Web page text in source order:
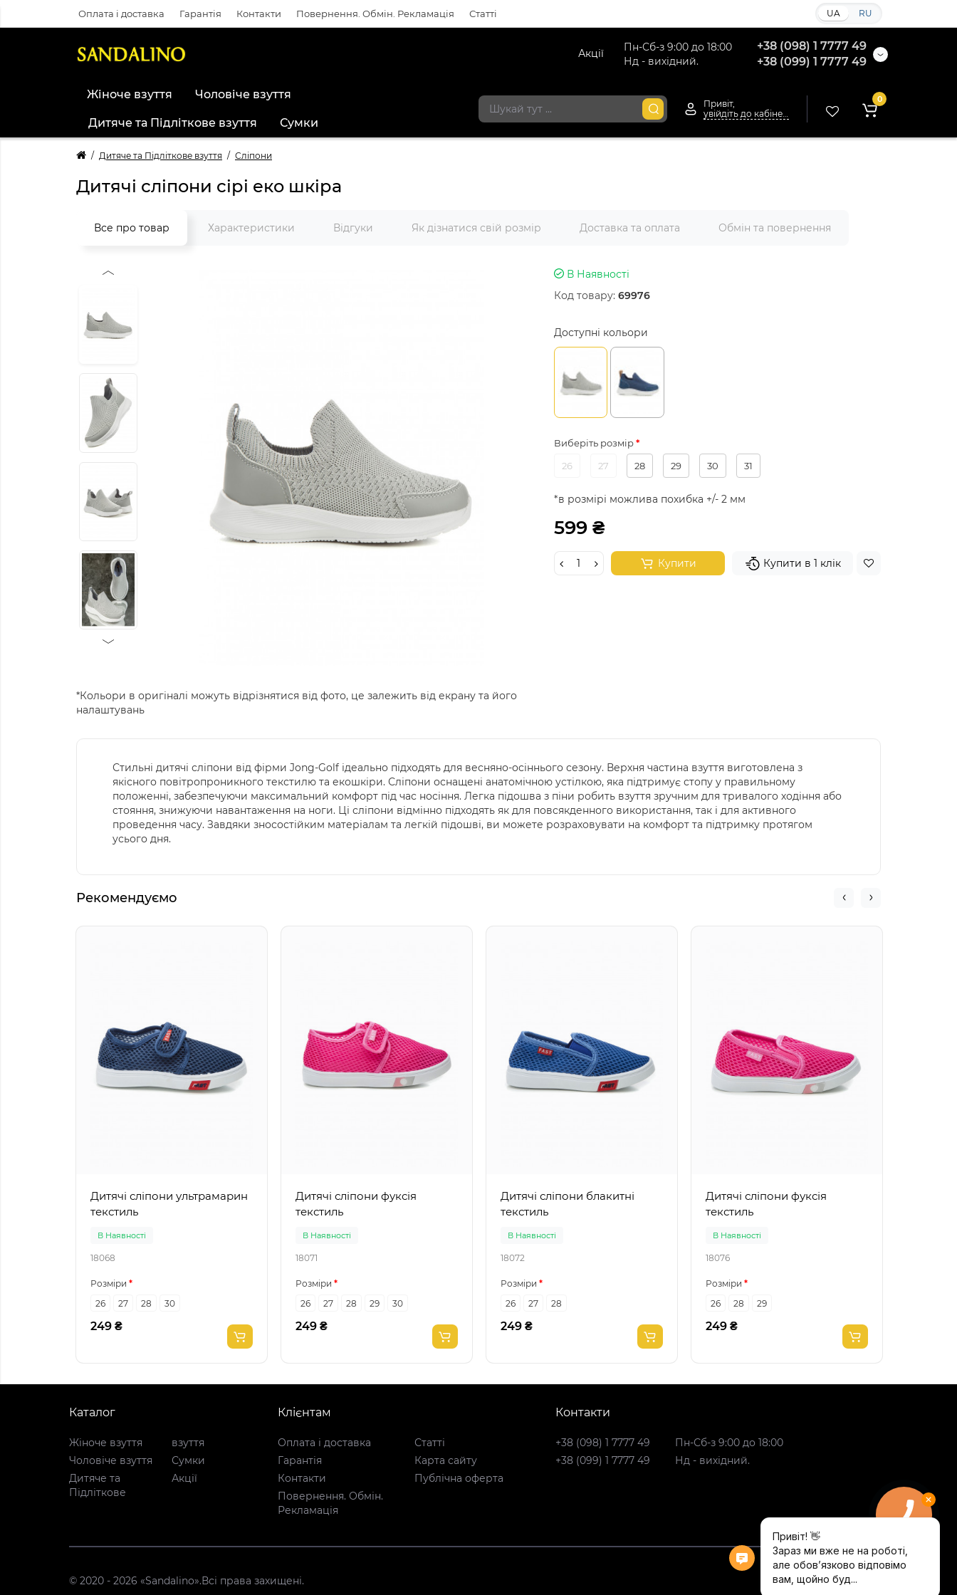
Оплата і доставка Гарантія Контакти Повернення. Обмін. Рекламація Статті UA RU
Пн-Сб-з 9:00 до 18:00
Нд - вихідний.
+38 (098) 1 7777 49
+38 (099) 1 7777 49
Акції
Жіноче взуття Чоловіче взуття
Дитяче та Підліткове взуття Сумки
Привіт,
0
Дитяче та Підліткове взуття Сліпони
Дитячі сліпони сірі еко шкіра
Все про товар Характеристики Відгуки Як дізнатися свій розмір Доставка та оплата Обмін та повернення
*Кольори в оригіналі можуть відрізнятися від фото, це залежить від екрану та його
налаштувань
В Наявності
Код товару: 69976
Доступні кольори
Виберіть розмір
26
27 28 29 30 31
*в розмірі можлива похибка +/- 2 мм
599 ₴
Купити Купити в 1 клік
Стильні дитячі сліпони від фірми Jong-Golf ідеально підходять для весняно-осіннього сезону. Верхня частина взуття виготовлена з
якісного повітропроникного текстилю та екошкіри. Сліпони оснащені анатомічною устілкою, яка підтримує стопу у правильному
положенні, забезпечуючи максимальний комфорт під час носіння. Легка підошва з піни робить взуття зручним для тривалого ходіння або
стояння, знижуючи навантаження на ноги. Ці сліпони відмінно підходять як для повсякденного використання, так і для активного
проведення часу. Завдяки зносостійким матеріалам та легкій підошві, ви можете розраховувати на комфорт та підтримку протягом
усього дня.
Рекомендуємо
Дитячі сліпони ультрамарин
текстиль
В Наявності
18068
Розміри
26
27 28 30
249 ₴
Дитячі сліпони фуксія
текстиль
В Наявності
18071
Розміри
26
27 28 29 30
249 ₴
Дитячі сліпони блакитні
текстиль
В Наявності
18072
Розміри
26
27 28
249 ₴
Дитячі сліпони фуксія
текстиль
В Наявності
18076
Розміри
26
28 29
249 ₴
Каталог
Жіноче взуття
Чоловіче взуття
Дитяче та
Підліткове
взуття
Сумки
Акції
Клієнтам
Оплата і доставка
Гарантія
Контакти
Повернення. Обмін.
Рекламація
Статті
Карта сайту
Публічна оферта
Контакти
+38 (098) 1 7777 49
+38 (099) 1 7777 49
Пн-Сб-з 9:00 до 18:00
Нд - вихідний.
© 2020 - 2026 «Sandalino».Всі права захищені.